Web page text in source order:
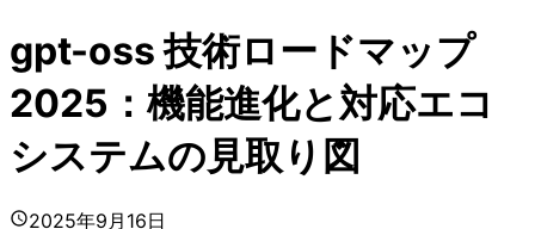
gpt-oss 技術ロードマップ
2025：機能進化と対応エコ
システムの見取り図
2025年9月16日